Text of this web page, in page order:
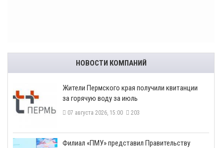
НОВОСТИ КОМПАНИЙ
​Жители Пермского края получили квитанции
за горячую воду за июль
07 августа 2026, 15:00 203
​Филиал «ПМУ» представил Правительству